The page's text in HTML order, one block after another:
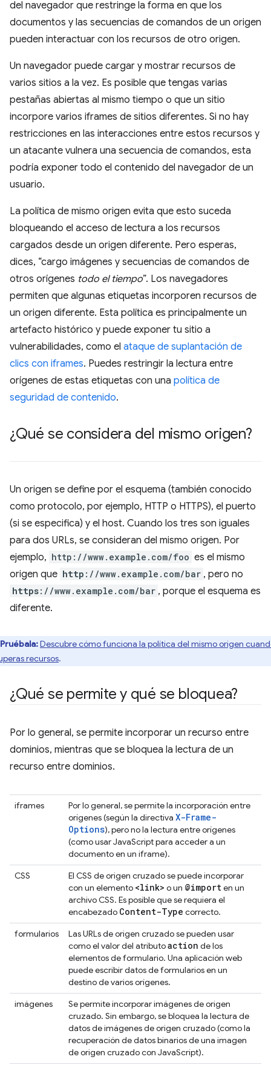
del navegador que restringe la forma en que los
documentos y las secuencias de comandos de un origen
pueden interactuar con los recursos de otro origen.
Un navegador puede cargar y mostrar recursos de
varios sitios a la vez. Es posible que tengas varias
pestañas abiertas al mismo tiempo o que un sitio
incorpore varios iframes de sitios diferentes. Si no hay
restricciones en las interacciones entre estos recursos y
un atacante vulnera una secuencia de comandos, esta
podría exponer todo el contenido del navegador de un
usuario.
La política de mismo origen evita que esto suceda
bloqueando el acceso de lectura a los recursos
cargados desde un origen diferente. Pero esperas,
dices, “cargo imágenes y secuencias de comandos de
otros orígenes todo el tiempo”. Los navegadores
permiten que algunas etiquetas incorporen recursos de
un origen diferente. Esta política es principalmente un
artefacto histórico y puede exponer tu sitio a
vulnerabilidades, como el ataque de suplantación de
clics con iframes. Puedes restringir la lectura entre
orígenes de estas etiquetas con una política de
seguridad de contenido.
¿Qué se considera del mismo origen?
Un origen se define por el esquema (también conocido
como protocolo, por ejemplo, HTTP o HTTPS), el puerto
(si se especifica) y el host. Cuando los tres son iguales
para dos URLs, se consideran del mismo origen. Por
ejemplo, http://www.example.com/foo es el mismo
origen que http ://www.example.com/bar , pero no
https://www.example.com/bar , porque el esquema es
diferente.
Pruébala:Descubre cómo funciona la política del mismo origen
recursos.
¿Qué se permite y qué se bloquea?
Por lo general, se permite incorporar un recurso entre
dominios, mientras que se bloquea la lectura de un
recurso entre dominios.
iframes
Por lo general, se permite la incorporación entre
orígenes (según la directiva X-Frame-
Options), pero no la lectura entre orígenes
(como usar JavaScript para acceder a un
documento en un iframe).
CSS
El CSS de origen cruzado se puede incorporar
con un elemento <link> o un @importen un
archivo CSS. Es posible que se requiera el
encabezado Content-Type correcto.
formularios
Las URLs de origen cruzado se pueden usar
como el valor del atributoaction de los
elementos de formulario. Una aplicación web
puede escribir datos de formularios en un
destino de varios orígenes.
imágenes
Se permite incorporar imágenes de origen
cruzado. Sin embargo, se bloquea la lectura de
datos de imágenes de origen cruzado (como la
recuperación de datos binarios de una imagen
de origen cruzado con JavaScript).